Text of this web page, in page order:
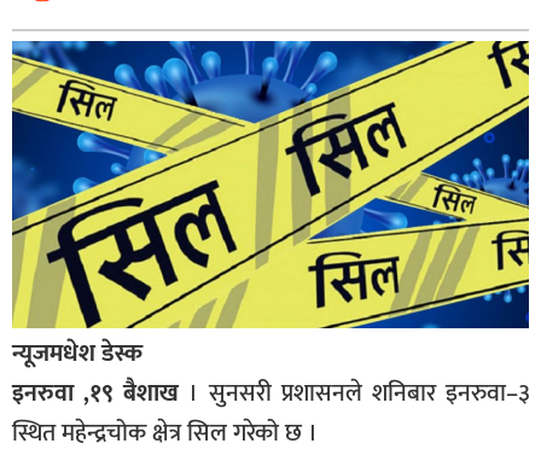
गण्डकी
बागमती
कर्णाली
सुदूरपश्चिम
मधेश
विशेष
राजनीति
प्रमुख
समाचार
राष्ट्रिय
न्यूजमधेश डेस्क
इनरुवा ,१९ बैशाख । सुनसरी प्रशासनले शनिबार इनरुवा–३
स्थित महेन्द्रचोक क्षेत्र सिल गरेको छ ।